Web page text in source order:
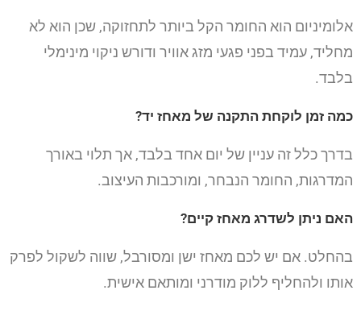
אלומיניום הוא החומר הקל ביותר לתחזוקה, שכן הוא לא
מחליד, עמיד בפני פגעי מזג אוויר ודורש ניקוי מינימלי
בלבד.
כמה זמן לוקחת התקנה של מאחז יד?
בדרך כלל זה עניין של יום אחד בלבד, אך תלוי באורך
המדרגות, החומר הנבחר, ומורכבות העיצוב.
האם ניתן לשדרג מאחז קיים?
בהחלט. אם יש לכם מאחז ישן ומסורבל, שווה לשקול לפרק
אותו ולהחליף ללוק מודרני ומותאם אישית.